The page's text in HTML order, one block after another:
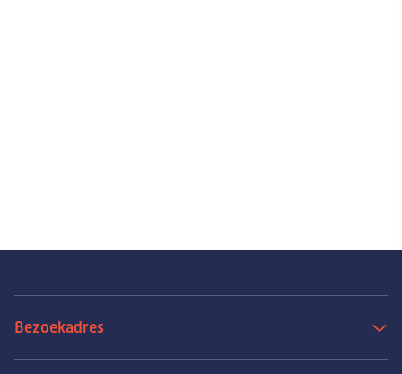
Bezoekadres